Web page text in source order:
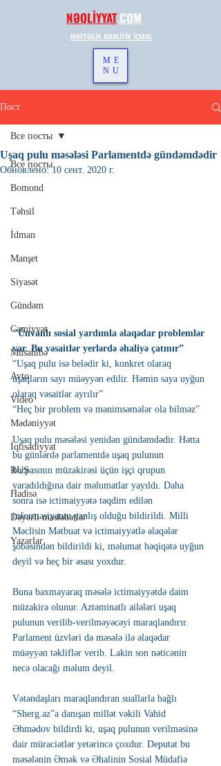
NƏQLİYYAT.COM
HƏFTƏLİK ANALİTİK İCMAL
ME
NU
Пост
Все посты
Bomond
Təhsil
İdman
Manşet
Siyasət
Gündəm
Cəmiyyət
Müsahibə
Avto
Video
Mədəniyyət
İqtisadiyyat
RUS
Hadisə
Dəyərli məsləhətlər
Yazarlar
Все посты
Uşaq pulu məsələsi Parlamentdə gündəmdədir
Обновлено:10 сент. 2020 г.
"Ünvanlı sosial yardımla əlaqədar problemlər
var. Bu vəsaitlər yerlərdə əhaliyə çatmır”
“Uşaq pulu isə belədir ki, konkret olaraq
uşaqların sayı müəyyən edilir. Həmin saya uyğun
olaraq vəsaitlər ayrılır”
“Heç bir problem və mənimsəmələr ola bilməz”
Uşaq pulu məsələsi yenidən gündəmdədir. Hətta
bu günlərdə parlamentdə uşaq pulunun
bərpasının müzakirəsi üçün işçi qrupun
yaradıldığına dair məlumatlar yayıldı. Daha
sonra isə ictimaiyyətə təqdim edilən
informasiyanın yanlış olduğu bildirildi. Milli
Məclisin Mətbuat və ictimaiyyətlə əlaqələr
şöbəsindən bildirildi ki, məlumat həqiqətə uyğun
deyil və heç bir əsası yoxdur.
Buna baxmayaraq məsələ ictimaiyyətdə daim
müzakirə olunur. Aztəminatlı ailələri uşaq
pulunun verilib-verilməyəcəyi maraqlandırır.
Parlament üzvləri də məsələ ilə əlaqədar
müəyyən təkliflər verib. Lakin son nəticənin
necə olacağı məlum deyil.
Vətəndaşları maraqlandıran suallarla bağlı
“Sherg.az”a danışan millət vəkili Vahid
Əhmədov bildirdi ki, uşaq pulunun verilməsinə
dair müraciətlər yetərincə çoxdur. Deputat bu
məsələnin Əmək və Əhalinin Sosial Müdafiə